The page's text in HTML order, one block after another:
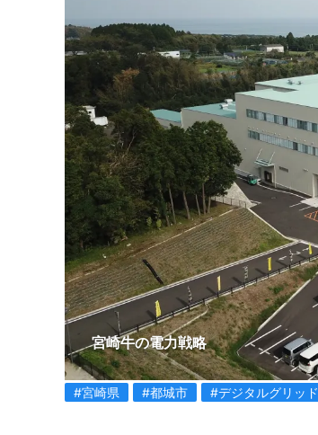
宮崎牛の電力戦略
#宮崎県 #都城市 #デジタルグリッド